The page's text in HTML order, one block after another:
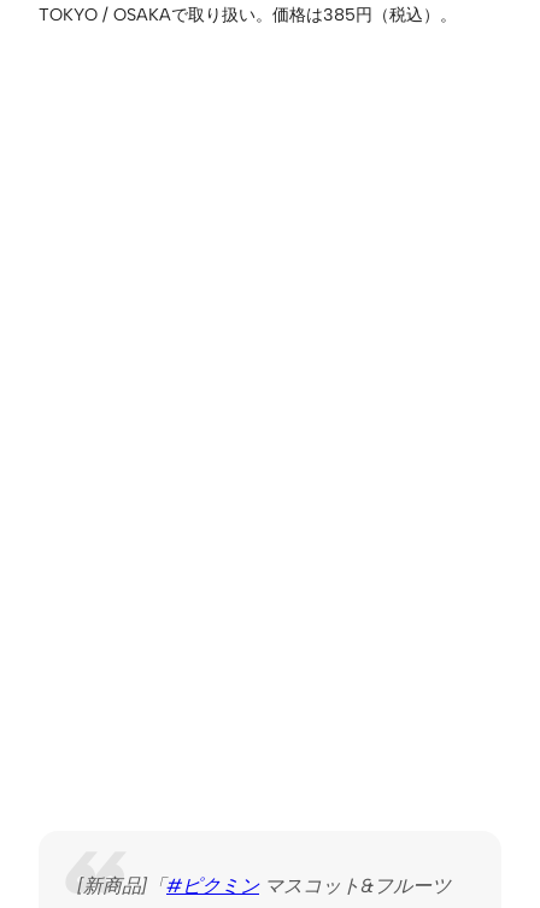
TOKYO / OSAKAで取り扱い。価格は385円（税込）。
[新商品]「#ピクミンマスコット&フルーツ